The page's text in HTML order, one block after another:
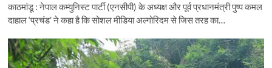
काठमांडू : नेपाल कम्युनिस्ट पार्टी (एनसीपी) के अध्यक्ष और पूर्व प्रधानमंत्री पुष्प कमल
दाहाल ‘प्रचंड’ ने कहा है कि सोशल मीडिया अल्गोरिदम से जिस तरह का…